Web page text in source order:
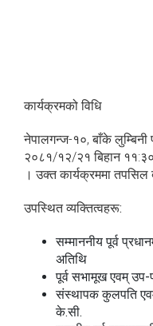
कार्यक्रमको विधि
नेपालगन्ज-१०, बाँके लुम्बिनी
२०८१/१२/२१ बिहान
। उक्त कार्यक्रममा
उपस्थित व्यक्तित्वहरू:
सम्माननीय पूर्व
अतिथि
पूर्व सभामूख एवम् उप-
संस्थापक कुलपति
के.सी.